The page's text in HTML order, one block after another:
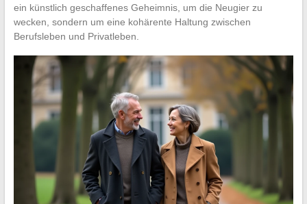
ein künstlich geschaffenes Geheimnis, um die Neugier zu
wecken, sondern um eine kohärente Haltung zwischen
Berufsleben und Privatleben.